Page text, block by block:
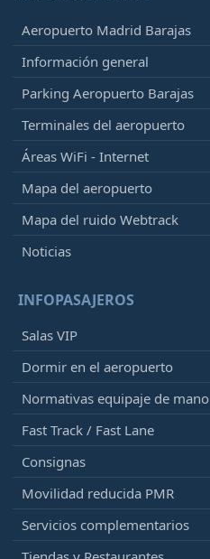
Aeropuerto Madrid Barajas
Información general
Parking Aeropuerto Barajas
Terminales del aeropuerto
Áreas WiFi - Internet
Mapa del aeropuerto
Mapa del ruido Webtrack
Noticias
INFOPASAJEROS
Salas VIP
Dormir en el aeropuerto
Normativas equipaje de mano
Fast Track / Fast Lane
Consignas
Movilidad reducida PMR
Servicios complementarios